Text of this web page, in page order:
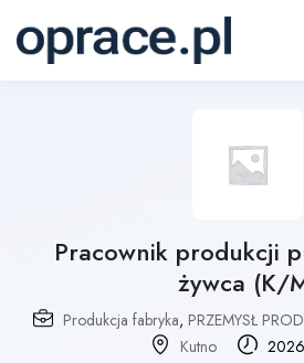
Pracownik produkcji
żywca (K/
Produkcja fabryka, PRZEMYSŁ
Kutno